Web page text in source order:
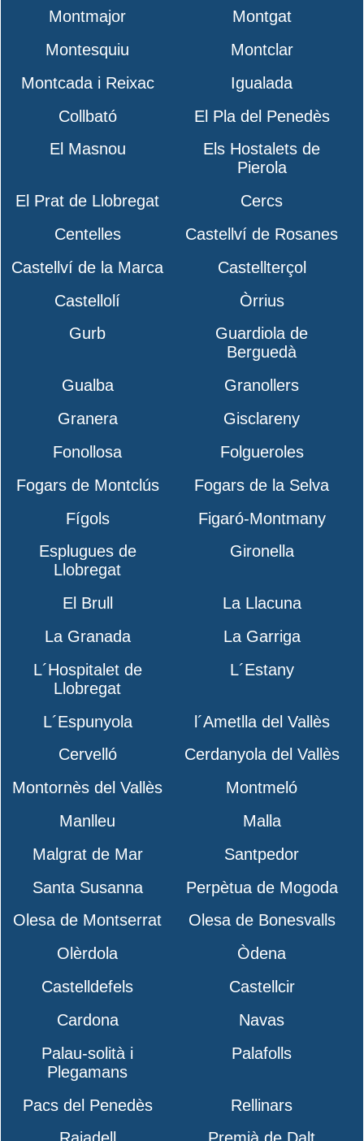
Montmajor
Montgat
Montesquiu
Montclar
Montcada i Reixac
Igualada
Collbató
El Pla del Penedès
El Masnou
Els Hostalets de
Pierola
El Prat de Llobregat
Cercs
Centelles
Castellví de Rosanes
Castellví de la Marca
Castellterçol
Castellolí
Òrrius
Gurb
Guardiola de
Berguedà
Gualba
Granollers
Granera
Gisclareny
Fonollosa
Folgueroles
Fogars de Montclús
Fogars de la Selva
Fígols
Figaró-Montmany
Esplugues de
Llobregat
Gironella
El Brull
La Llacuna
La Granada
La Garriga
L´Hospitalet de
Llobregat
L´Estany
L´Espunyola
l´Ametlla del Vallès
Cervelló
Cerdanyola del Vallès
Montornès del Vallès
Montmeló
Manlleu
Malla
Malgrat de Mar
Santpedor
Santa Susanna
Perpètua de Mogoda
Olesa de Montserrat
Olesa de Bonesvalls
Olèrdola
Òdena
Castelldefels
Castellcir
Cardona
Navas
Palau-solità i
Plegamans
Palafolls
Pacs del Penedès
Rellinars